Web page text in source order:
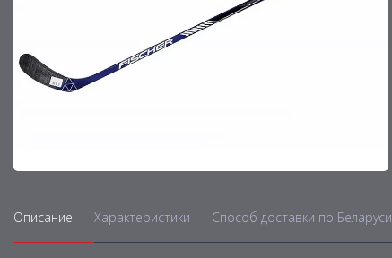
Описание Характеристики Способ доставки по Беларуси